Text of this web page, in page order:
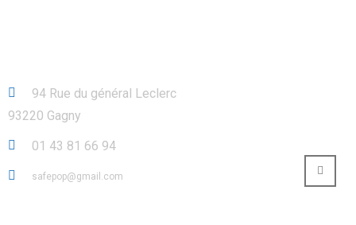
94 Rue du général Leclerc
93220 Gagny
01 43 81 66 94
safepop@gmail.com